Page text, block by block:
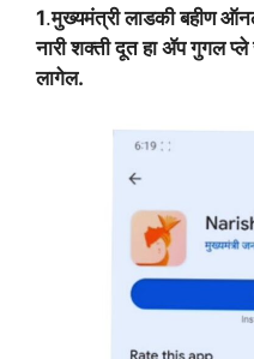
1.मुख्यमंत्री लाडकी बहीण
नारी शक्ती दूत हा ॲप गुगल
लागेल.